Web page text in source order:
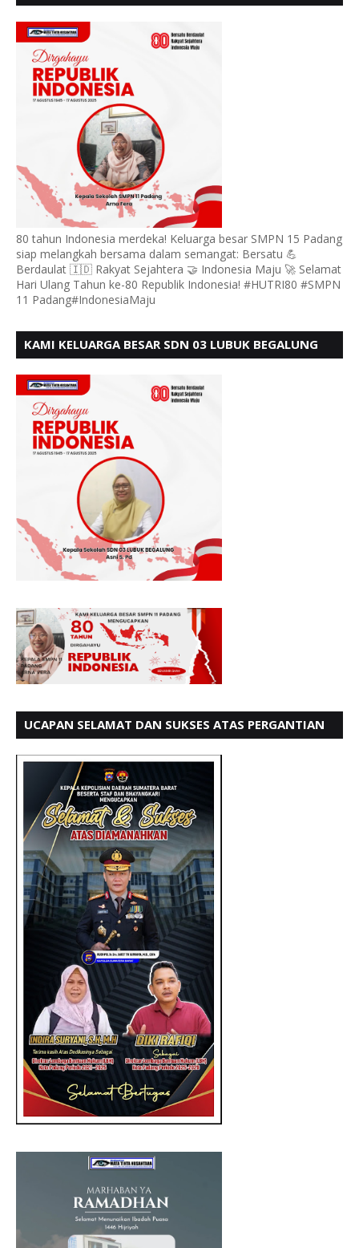
BERDAULAT
80 tahun Indonesia merdeka! Keluarga besar SMPN 15 Padang
siap melangkah bersama dalam semangat: Bersatu 💪
Berdaulat 🇮🇩 Rakyat Sejahtera 🤝 Indonesia Maju 🚀 Selamat
Hari Ulang Tahun ke-80 Republik Indonesia! #HUTRI80 #SMPN
11 Padang#IndonesiaMaju
KAMI KELUARGA BESAR SDN 03 LUBUK BEGALUNG
UCAPAN SELAMAT DAN SUKSES ATAS PERGANTIAN